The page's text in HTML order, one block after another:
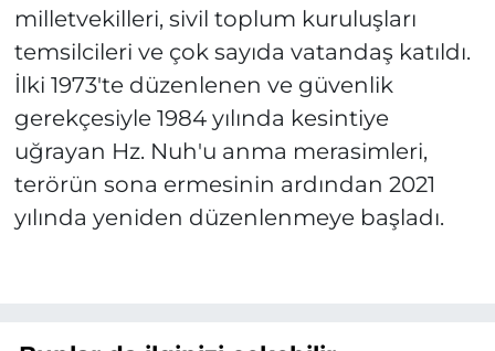
milletvekilleri, sivil toplum kuruluşları
temsilcileri ve çok sayıda vatandaş katıldı.
İlki 1973'te düzenlenen ve güvenlik
gerekçesiyle 1984 yılında kesintiye
uğrayan Hz. Nuh'u anma merasimleri,
terörün sona ermesinin ardından 2021
yılında yeniden düzenlenmeye başladı.